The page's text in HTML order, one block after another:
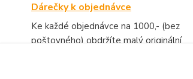
Dárečky k objednávce
Ke každé objednávce na 1000,- (bez
poštovného) obdržíte malý originální